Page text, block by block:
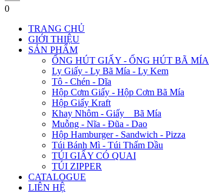
0
TRANG CHỦ
GIỚI THIỆU
SẢN PHẨM
ỐNG HÚT GIẤY - ỐNG HÚT BÃ MÍA
Ly Giấy - Ly Bã Mía - Ly Kem
Tô - Chén - Dĩa
Hộp Cơm Giấy - Hộp Cơm Bã Mía
Hộp Giấy Kraft
Khay Nhôm - Giấy _ Bã Mía
Muỗng - Nĩa - Đũa - Dao
Hộp Hamburger - Sandwich - Pizza
Túi Bánh Mì - Túi Thấm Dầu
TÚI GIẤY CÓ QUAI
TÚI ZIPPER
CATALOGUE
LIÊN HỆ